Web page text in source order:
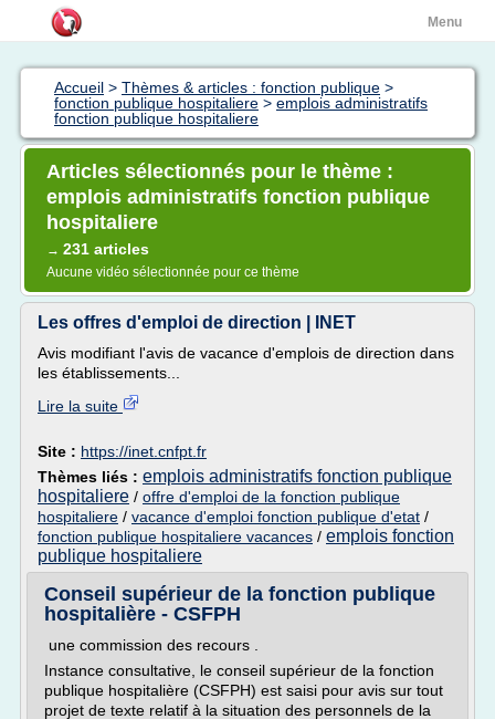
Menu
Accueil > Thèmes & articles : fonction publique >
fonction publique hospitaliere > emplois administratifs
fonction publique hospitaliere
Articles sélectionnés pour le thème :
emplois administratifs fonction publique
hospitaliere
→ 231 articles
Aucune vidéo sélectionnée pour ce thème
Les offres d'emploi de direction | INET
Avis modifiant l'avis de vacance d'emplois de direction dans
les établissements...
Lire la suite
Site : https://inet.cnfpt.fr
Thèmes liés : emplois administratifs fonction publique
hospitaliere / offre d'emploi de la fonction publique
hospitaliere / vacance d'emploi fonction publique d'etat /
fonction publique hospitaliere vacances / emplois fonction
publique hospitaliere
Conseil supérieur de la fonction publique
hospitalière - CSFPH
une commission des recours .
Instance consultative, le conseil supérieur de la fonction
publique hospitalière (CSFPH) est saisi pour avis sur tout
projet de texte relatif à la situation des personnels de la